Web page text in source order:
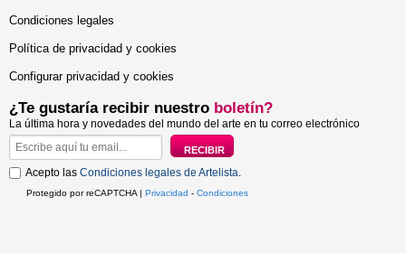
Condiciones legales
Política de privacidad y cookies
Configurar privacidad y cookies
¿Te gustaría recibir nuestro boletín?
La última hora y novedades del mundo del arte en tu correo electrónico
Acepto las Condiciones legales de Artelista.
Protegido por reCAPTCHA | Privacidad - Condiciones